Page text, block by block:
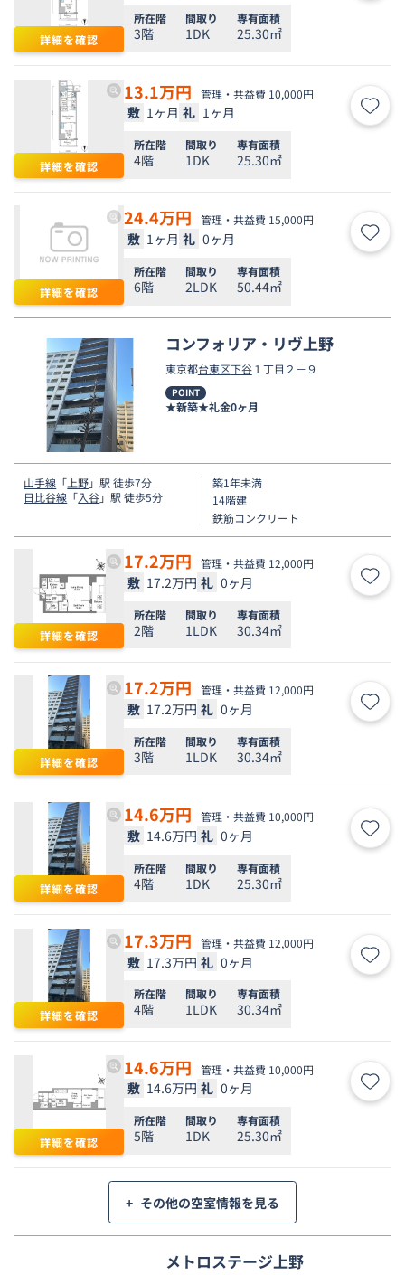
詳細を確認
所在階
3階
間取り
1DK
専有面積
25.30㎡
詳細を確認
13.1万円 管理・共益費 10,000円
敷 1ヶ月 礼 1ヶ月 お気
所在階
4階
間取り
1DK
専有面積
25.30㎡
詳細を確認
24.4万円 管理・共益費 15,000円
敷 1ヶ月 礼 0ヶ月 お気
所在階
6階
間取り
2LDK
専有面積
50.44㎡
コンフォリア・リヴ上野
東京都台東区下谷１丁目２－９
POINT
★新築★礼金0ヶ月
山手線 「 上野」駅 徒歩7分
日比谷線 「入谷」駅 徒歩5分
築1年未満
14階建
鉄筋コンクリート
詳細を確認
17.2万円 管理・共益費 12,000円
敷 17.2万円 礼 0ヶ月 お気
所在階
2階
間取り
1LDK
専有面積
30.34㎡
詳細を確認
17.2万円 管理・共益費 12,000円
敷 17.2万円 礼 0ヶ月 お気
所在階
3階
間取り
1LDK
専有面積
30.34㎡
詳細を確認
14.6万円 管理・共益費 10,000円
敷 14.6万円 礼 0ヶ月 お気
所在階
4階
間取り
1DK
専有面積
25.30㎡
詳細を確認
17.3万円 管理・共益費 12,000円
敷 17.3万円 礼 0ヶ月 お気
所在階
4階
間取り
1LDK
専有面積
30.34㎡
詳細を確認
14.6万円 管理・共益費 10,000円
敷 14.6万円 礼 0ヶ月 お気
所在階
5階
間取り
1DK
専有面積
25.30㎡
+ その他の空室情報を見る
メトロステージ上野